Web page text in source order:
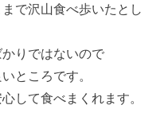
で沢山食べ歩いたとし
りではないので
ところです。
して食べまくれます。